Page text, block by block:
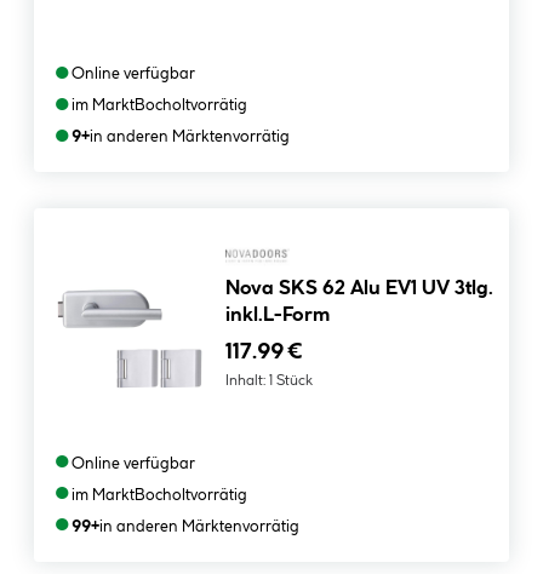
●Online verfügbar
●im MarktBocholtvorrätig
●9+in anderen Märktenvorrätig
Nova SKS 62 Alu EV1 UV 3tlg.
inkl.L-Form
117.99 €
Inhalt: 1 Stück
●Online verfügbar
●im MarktBocholtvorrätig
●99+in anderen Märktenvorrätig